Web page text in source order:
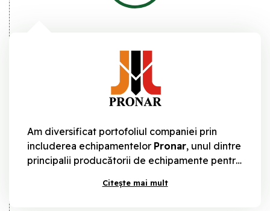
Am diversificat portofoliul companiei prin
includerea echipamentelor Pronar, unul dintre
principalii producătorii de echipamente pentru
echipamente pentru prelucrarea fânuluii, jante
Citește mai mult